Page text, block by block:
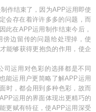
作结束了，因为APP运用即使
会存在着许许多多的问题，而
此在APP运用制作结束今后，
傍边留传的问题给处理掉，使
能够获得更抱负的作用，使企
司运用对色彩的选择都是不同
能运用户更简略了解APP运用
时，都会用到多种色彩，故而
运用的界面体现出更精巧的
更赋有特征，使APP运用深受